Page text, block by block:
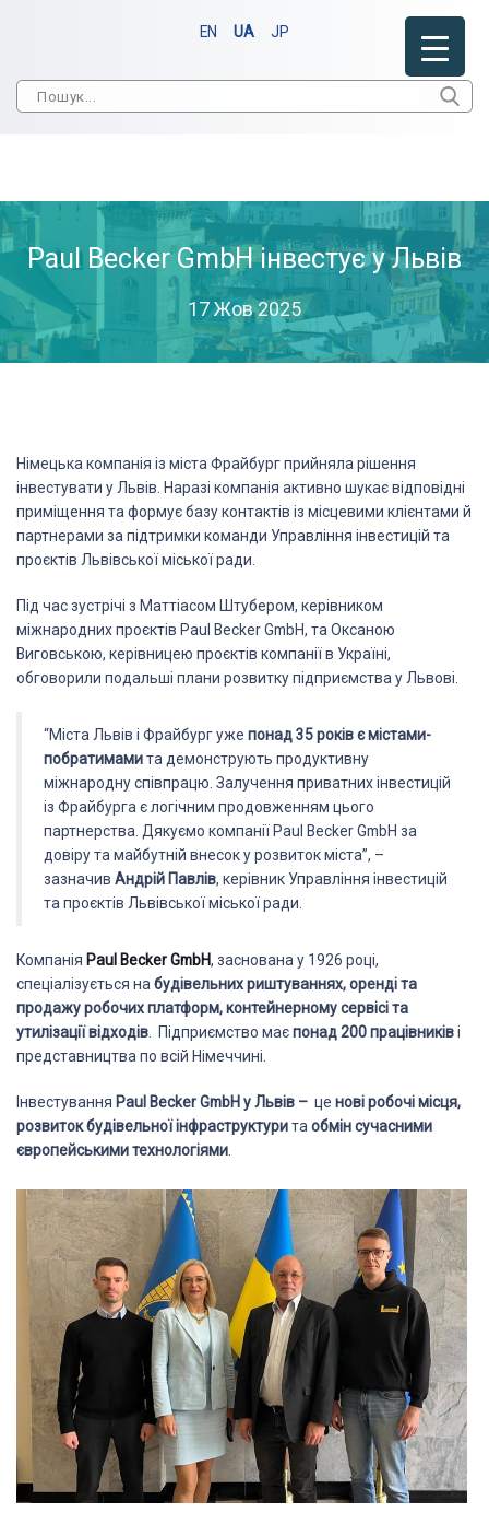
EN UA JP
Paul Becker GmbH інвестує у Львів
17 Жов 2025
Німецька компанія із міста Фрайбург прийняла рішення
інвестувати у Львів. Наразі компанія активно шукає відповідні
приміщення та формує базу контактів із місцевими клієнтами й
партнерами за підтримки команди Управління інвестицій та
проєктів Львівської міської ради.
Під час зустрічі з Маттіасом Штубером, керівником
міжнародних проєктів Paul Becker GmbH, та Оксаною
Виговською, керівницею проєктів компанії в Україні,
обговорили подальші плани розвитку підприємства у Львові.
“Міста Львів і Фрайбург уже понад 35 роківє містами-
побратимамита демонструють продуктивну
міжнародну співпрацю. Залучення приватних інвестицій
із Фрайбурга є логічним продовженням цього
партнерства. Дякуємо компанії Paul Becker GmbH за
довіру та майбутній внесок у розвиток міста”, –
зазначив Андрій Павлів, керівник Управління інвестицій
та проєктів Львівської міської ради.
Компанія Paul Becker GmbH, заснована у 1926 році,
спеціалізується на будівельних риштуваннях, оренді та
продажу робочих платформ, контейнерному сервісі та
утилізації відходів . Підприємство маєпонад200 працівниківі
представництва по всій Німеччині.
Інвестування Paul Becker GmbH у Львів – це нові робочі місця,
розвиток будівельної інфраструктурита обмін сучасними
європейськими технологіями